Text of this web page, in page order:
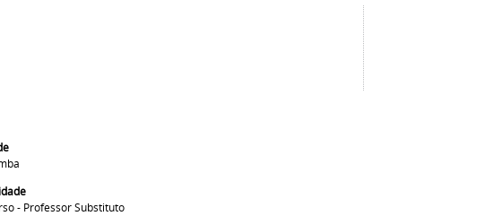
- Professor Substituto